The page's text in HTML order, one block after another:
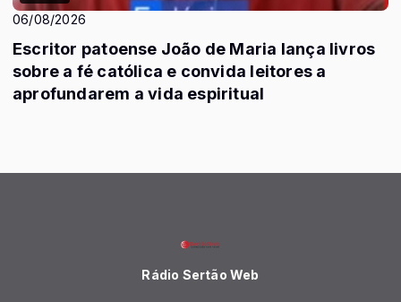
06/08/2026
Escritor patoense João de Maria lança livros
sobre a fé católica e convida leitores a
aprofundarem a vida espiritual
Rádio Sertão Web